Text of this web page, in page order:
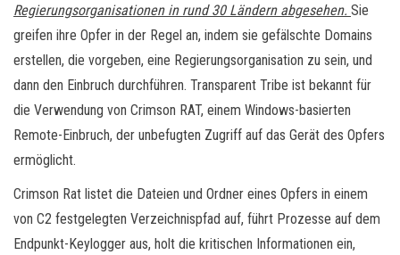
Regierungsorganisationen in rund 30 Ländern abgesehen. Sie
greifen ihre Opfer in der Regel an, indem sie gefälschte Domains
erstellen, die vorgeben, eine Regierungsorganisation zu sein, und
dann den Einbruch durchführen. Transparent Tribe ist bekannt für
die Verwendung von Crimson RAT, einem Windows-basierten
Remote-Einbruch, der unbefugten Zugriff auf das Gerät des Opfers
ermöglicht.
Crimson Rat listet die Dateien und Ordner eines Opfers in einem
von C2 festgelegten Verzeichnispfad auf, führt Prozesse auf dem
Endpunkt-Keylogger aus, holt die kritischen Informationen ein,